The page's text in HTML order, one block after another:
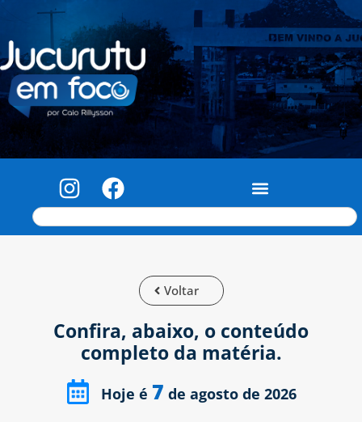
Voltar
Confira, abaixo, o conteúdo
completo da matéria.
Hoje é 7 de agosto de 2026